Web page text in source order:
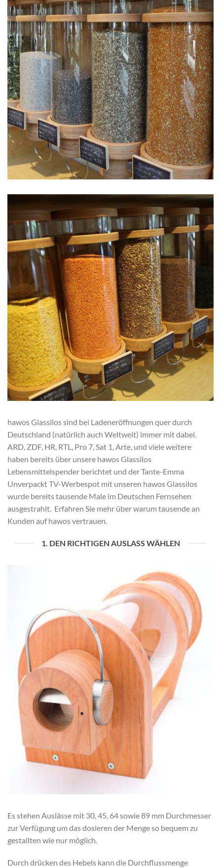
hawos Glassilos sind bei Ladeneröffnungen quer durch
Deutschland (natürlich auch Weltweit) immer mit dabei.
ARD, ZDF, HR, RTL, Pro 7, Sat 1, Arte, und viele weitere
haben bereits über unsere hawos Glassilos
Lebensmittelspender berichtet und der Tante-Emma
Unverpackt TV-Werbespot mit unseren hawos Glassilos
wurde bereits tausende Male im Deutschen Fernsehen
ausgestrahlt. Erfahren Sie mehr über warum tausende an
Kunden auf hawos vertrauen.
1. DEN RICHTIGEN AUSLASS WÄHLEN
Es stehen Auslässe mit 30, 45, 64 sowie 89 mm Durchmesser
zur Verfügung um das dosieren der Menge so bequem zu
gestallten wie nur möglich.
Durch drücken des Hebels kann die Durchflussmenge